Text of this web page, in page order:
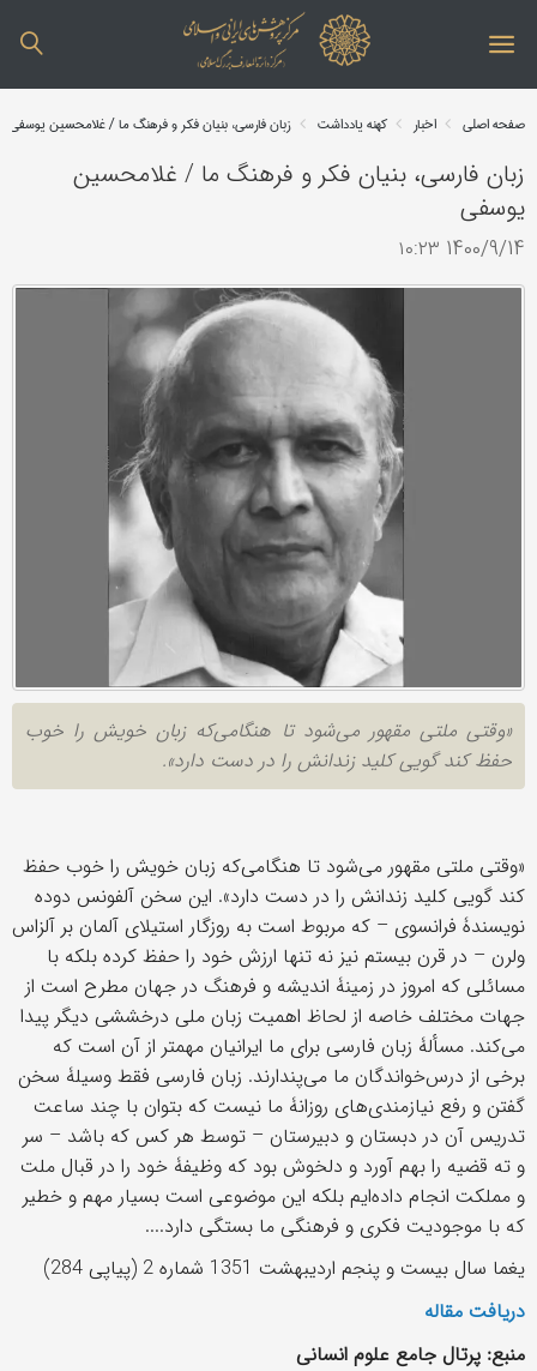
صفحه اصلی اخبار کهنه یادداشت زبان فارسی، بنیان فکر و فرهنگ ما / غلامحسین یوسفی
زبان فارسی، بنیان فکر و فرهنگ ما / غلامحسین
یوسفی
1400/9/14 ۱۰:۲۳
«وقتی ملتی مقهور می‌شود تا هنگامی‌که زبان خویش را خوب
حفظ کند گویی کلید زندانش را در دست دارد».
«وقتی ملتی مقهور می‌شود تا هنگامی‌که زبان خویش را خوب حفظ
کند گویی کلید زندانش را در دست دارد». این سخن آلفونس دوده
نویسندۀ فرانسوی – که مربوط است به روزگار استیلای آلمان بر آلزاس
ولرن – در قرن بیستم نیز نه تنها ارزش خود را حفظ کرده بلکه با
مسائلی که امروز در زمینۀ اندیشه و فرهنگ در جهان مطرح است از
جهات مختلف خاصه از لحاظ اهمیت زبان ملی درخششی دیگر پیدا
می‌کند. مسألۀ زبان فارسی برای ما ایرانیان مهمتر از آن است که
برخی از درس‌خواندگان ما می‌پندارند. زبان فارسی فقط وسیلۀ سخن
گفتن و رفع نیازمندی‌های روزانۀ ما نیست که بتوان با چند ساعت
تدریس آن در دبستان و دبیرستان – توسط هر کس که باشد – سر
و ته قضیه را بهم آورد و دلخوش بود که وظیفۀ خود را در قبال ملت
و مملکت انجام داده‌ایم بلکه این موضوعی است بسیار مهم و خطیر
که با موجودیت فکری و فرهنگی ما بستگی دارد....
یغما سال بیست و پنجم اردیبهشت 1351 شماره 2 (پیاپی 284)
دریافت مقاله
منبع: پرتال جامع علوم انسانی